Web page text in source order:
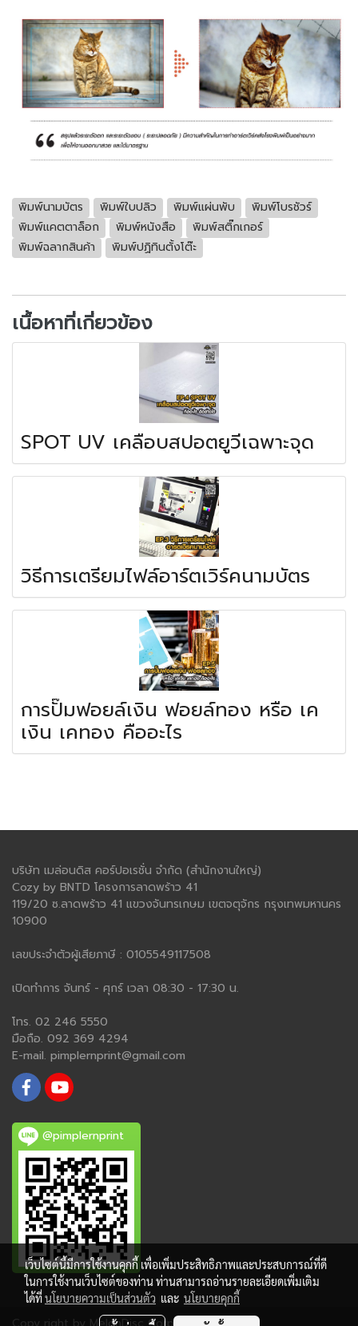
พิมพ์นามบัตร พิมพ์ใบปลิว พิมพ์แผ่นพับ
พิมพ์โบรชัวร์
พิมพ์แคตตาล็อก
พิมพ์หนังสือ
พิมพ์สติ๊กเกอร์
พิมพ์ฉลากสินค้า
พิมพ์ปฏิทินตั้งโต๊ะ
เนื้อหาที่เกี่ยวข้อง
SPOT UV เคลือบสปอตยูวีเฉพาะจุด
วิธีการเตรียมไฟล์อาร์ตเวิร์คนามบัตร
การปั๊มฟอยล์เงิน ฟอยล์ทอง หรือ เค
เงิน เคทอง คืออะไร
บริษัท เมล่อนดิส คอร์ปอเรชั่น จำกัด (สำนักงานใหญ่)
Cozy by BNTD โครงการลาดพร้าว 41
119/20 ซ.ลาดพร้าว 41 แขวงจันทรเกษม เขตจตุจักร กรุงเทพมหานคร
10900
เลขประจำตัวผู้เสียภาษี : 0105549117508
เปิดทำการ จันทร์ - ศุกร์ เวลา 08:30 - 17:30 น.
โทร. 02 246 5550
มือถือ. 092 369 4294
E-mail. pimplernprint@gmail.com
@pimplernprint
เว็บไซต์นี้มีการใช้งานคุกกี้ เพื่อเพิ่มประสิทธิภาพและประสบการณ์ที่ดี
ในการใช้งานเว็บไซต์ของท่าน ท่านสามารถอ่านรายละเอียดเพิ่มเติม
ได้ที่นโยบายความเป็นส่วนตัว และ นโยบายคุกกี้